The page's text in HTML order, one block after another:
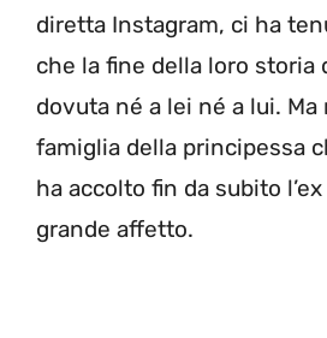
diretta Instagram, ci ha
che la fine della loro storia
dovuta né a lei né a lui. Ma
famiglia della principessa
ha accolto fin da subito
grande affetto.